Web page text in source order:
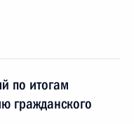
по итогам
гражданского